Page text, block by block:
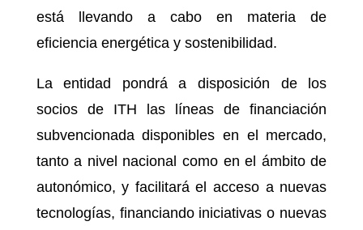
está llevando a cabo en materia de
eficiencia energética y sostenibilidad.
La entidad pondrá a disposición de los
socios de ITH las líneas de financiación
subvencionada disponibles en el mercado,
tanto a nivel nacional como en el ámbito de
autonómico, y facilitará el acceso a nuevas
tecnologías, financiando iniciativas o nuevas